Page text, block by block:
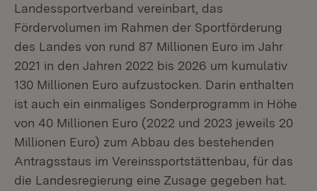
Landessportverband vereinbart, das
Fördervolumen im Rahmen der Sportförderung
des Landes von rund 87 Millionen Euro im Jahr
2021 in den Jahren 2022 bis 2026 um kumulativ
130 Millionen Euro aufzustocken. Darin enthalten
ist auch ein einmaliges Sonderprogramm in Höhe
von 40 Millionen Euro (2022 und 2023 jeweils 20
Millionen Euro) zum Abbau des bestehenden
Antragsstaus im Vereinssportstättenbau, für das
die Landesregierung eine Zusage gegeben hat.